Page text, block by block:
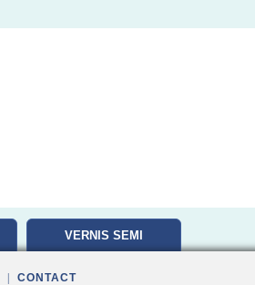
VERNIS SEMI
CONTACT